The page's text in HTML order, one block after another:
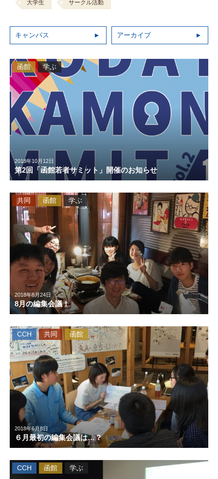
大学生 サークル活動
キャンパス アーカイブ
2018年10月12日
第2回「函館若者サミット」開催のお知らせ
函館 学ぶ
2018年8月24日
8月の編集会議！
共同 函館 学ぶ
2018年6月8日
６月最初の編集会議は…？
CCH 共同 函館
CCH 函館 学ぶ